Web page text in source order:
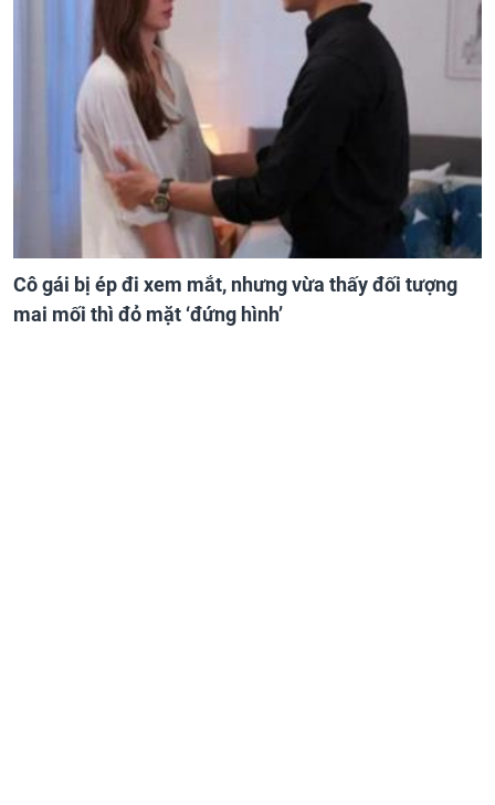
Cô gái bị ép đi xem mắt, nhưng vừa thấy đối tượng
mai mối thì đỏ mặt ‘đứng hình’